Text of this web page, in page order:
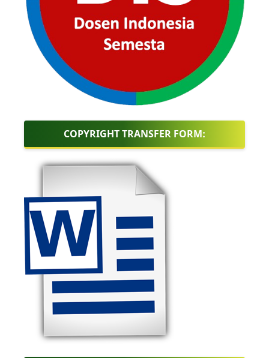
COPYRIGHT TRANSFER FORM: